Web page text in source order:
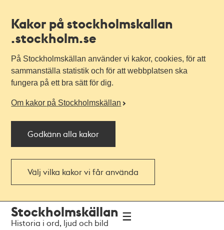
Kakor på stockholmskallan
.stockholm.se
På Stockholmskällan använder vi kakor, cookies, för att
sammanställa statistik och för att webbplatsen ska
fungera på ett bra sätt för dig.
Om kakor på Stockholmskällan
Godkänn alla kakor
Välj vilka kakor vi får använda
navigationen
huvudinnehållet
Stockholmskällan
Historia i ord, ljud och bild